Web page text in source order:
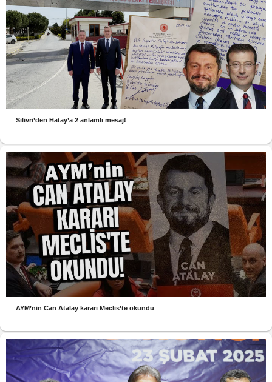
Silivri’den Hatay’a 2 anlamlı mesaj!
AYM’nin Can Atalay kararı Meclis’te okundu